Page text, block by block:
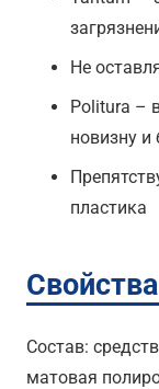
Не
Politura –
новизну и
пластика
Свойства
Состав:
матовая